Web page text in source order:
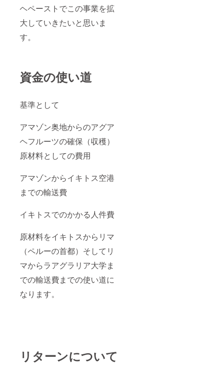
ヘペーストでこの事業を拡
大していきたいと思いま
す。
資金の使い道
基準として
アマゾン奥地からのアグア
ヘフルーツの確保（収穫）
原材料としての費用
アマゾンからイキトス空港
までの輸送費
イキトスでのかかる人件費
原材料をイキトスからリマ
（ペルーの首都）そしてリ
マからラアグラリア大学ま
での輸送費までの使い道に
なります。
リターンについて